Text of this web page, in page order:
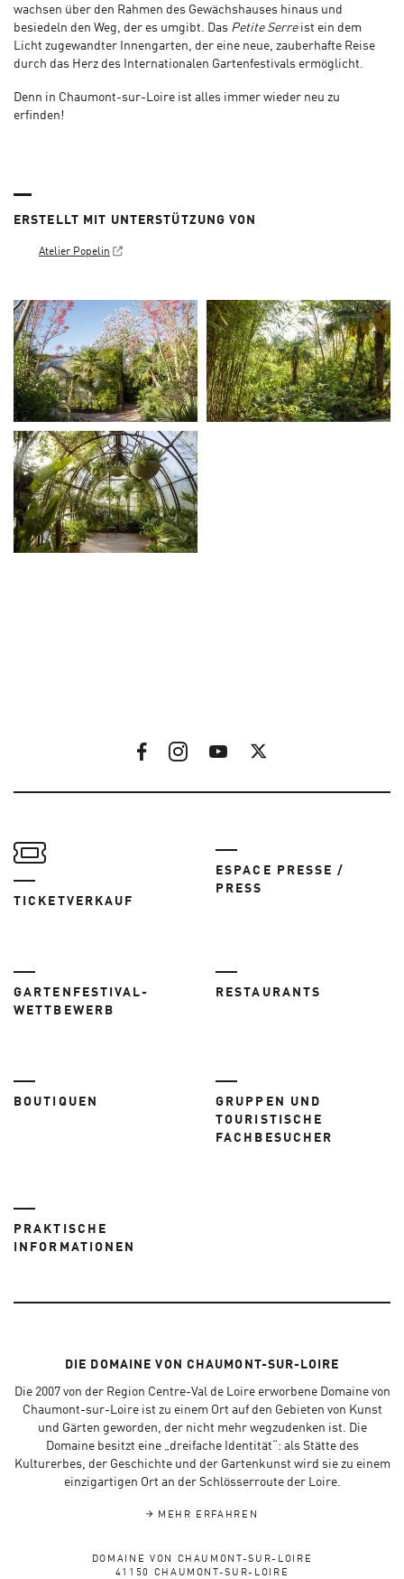
wachsen über den Rahmen des Gewächshauses hinaus und
besiedeln den Weg, der es umgibt. Das Petite Serre ist ein dem
Licht zugewandter Innengarten, der eine neue, zauberhafte Reise
durch das Herz des Internationalen Gartenfestivals ermöglicht.
Denn in Chaumont-sur-Loire ist alles immer wieder neu zu
erfinden!
ERSTELLT MIT UNTERSTÜTZUNG VON
Atelier Popelin
TICKETVERKAUF
ESPACE PRESSE /
PRESS
GARTENFESTIVAL-
WETTBEWERB
RESTAURANTS
BOUTIQUEN
GRUPPEN UND
TOURISTISCHE
FACHBESUCHER
PRAKTISCHE
INFORMATIONEN
DIE DOMAINE VON CHAUMONT-SUR-LOIRE
Die 2007 von der Region Centre-Val de Loire erworbene Domaine von
Chaumont-sur-Loire ist zu einem Ort auf den Gebieten von Kunst
und Gärten geworden, der nicht mehr wegzudenken ist. Die
Domaine besitzt eine „dreifache Identität“: als Stätte des
Kulturerbes, der Geschichte und der Gartenkunst wird sie zu einem
einzigartigen Ort an der Schlösserroute der Loire.
MEHR ERFAHREN
DOMAINE VON CHAUMONT-SUR-LOIRE
41150 CHAUMONT-SUR-LOIRE